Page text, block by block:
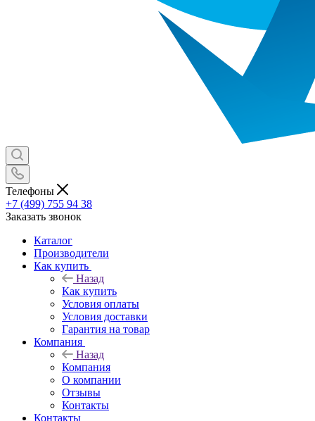
Телефоны
+7 (499) 755 94 38
Заказать звонок
Каталог
Производители
Как купить
Назад
Как купить
Условия оплаты
Условия доставки
Гарантия на товар
Компания
Назад
Компания
О компании
Отзывы
Контакты
Контакты